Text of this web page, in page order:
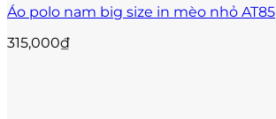
chọn
trang
Áo polo nam big size in mèo nhỏ AT85
315,000₫